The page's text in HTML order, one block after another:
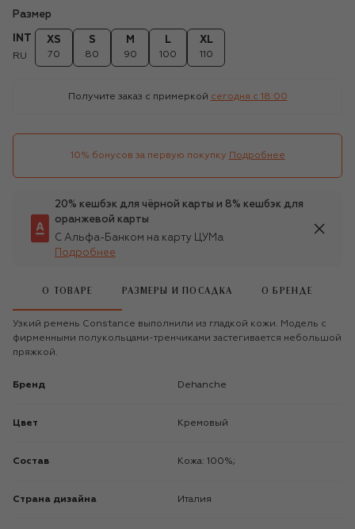
Размер
INT
RU
XS
70
S
80
M
90
L
100
XL
110
Получите заказ с примеркой сегодня c 18:00
10% бонусов за первую покупку Подробнее
20% кешбэк для чёрной карты и 8% кешбэк для
оранжевой карты
С Альфа-Банком на карту ЦУМа
Подробнее
О ТОВАРЕ РАЗМЕРЫ И ПОСАДКА О БРЕНДЕ
Узкий ремень Constance выполнили из гладкой кожи. Модель с
фирменными полукольцами-тренчиками застегивается небольшой
пряжкой.
Бренд Dehanche
Цвет Кремовый
Состав Кожа: 100%;
Страна дизайна Италия